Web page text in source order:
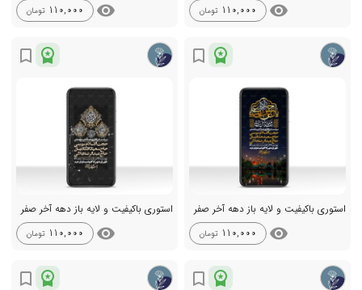
visibility
110,000 تومان visibility
110,000 تومان
workspace_premium
bookmark_border
استوری باکیفیت و لایه باز دهه آخر صفر
visibility
110,000 تومان
workspace_premium
bookmark_border
استوری باکیفیت و لایه باز دهه آخر صفر
visibility
110,000 تومان
workspace_premium
bookmark_border
workspace_premium
bookmark_border